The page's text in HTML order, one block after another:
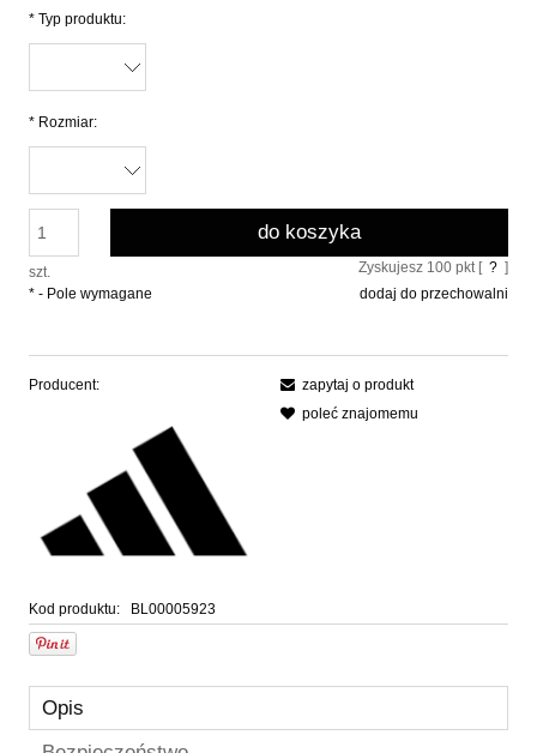
* Typ produktu:
* Rozmiar:
szt.
do koszyka
Zyskujesz 100 pkt [ ? ]
dodaj do przechowalni
* - Pole wymagane
Producent:
Kod produktu: BL00005923
zapytaj o produkt
poleć znajomemu
Opis